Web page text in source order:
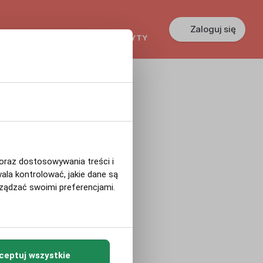
KREDYTY
Zaloguj się
dostosowywania treści i
kontrolować, jakie dane są
swoimi preferencjami.
wszystkie